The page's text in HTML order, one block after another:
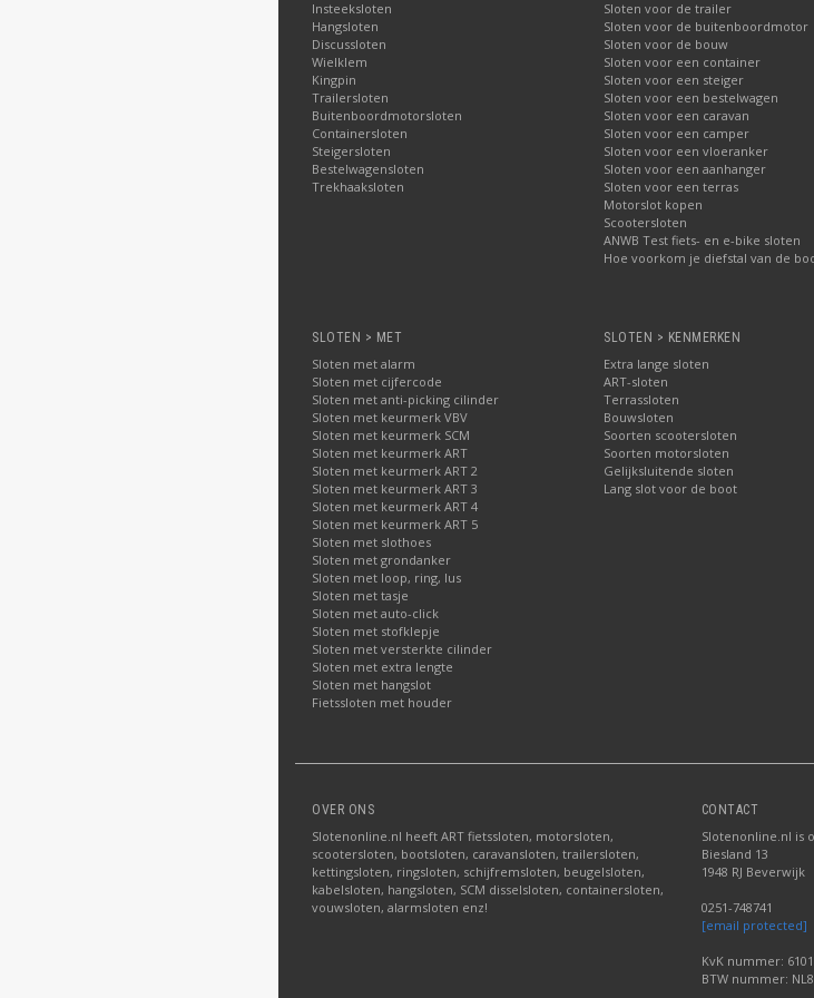
Insteeksloten
Hangsloten
Discussloten
Wielklem
Kingpin
Trailersloten
Buitenboordmotorsloten
Containersloten
Steigersloten
Bestelwagensloten
Trekhaaksloten
Sloten voor de trailer
Sloten voor de buitenboordmotor
Sloten voor de bouw
Sloten voor een container
Sloten voor een steiger
Sloten voor een bestelwagen
Sloten voor een caravan
Sloten voor een camper
Sloten voor een vloeranker
Sloten voor een aanhanger
Sloten voor een terras
Motorslot kopen
Scootersloten
ANWB Test fiets- en e-bike sloten
Hoe voorkom je diefstal van de
SLOTEN > MET
Sloten met alarm
Sloten met cijfercode
Sloten met anti-picking cilinder
Sloten met keurmerk VBV
Sloten met keurmerk SCM
Sloten met keurmerk ART
Sloten met keurmerk ART 2
Sloten met keurmerk ART 3
Sloten met keurmerk ART 4
Sloten met keurmerk ART 5
Sloten met slothoes
Sloten met grondanker
Sloten met loop, ring, lus
Sloten met tasje
Sloten met auto-click
Sloten met stofklepje
Sloten met versterkte cilinder
Sloten met extra lengte
Sloten met hangslot
Fietssloten met houder
SLOTEN > KENMERKEN
Extra lange sloten
ART-sloten
Terrassloten
Bouwsloten
Soorten scootersloten
Soorten motorsloten
Gelijksluitende sloten
Lang slot voor de boot
OVER ONS
Slotenonline.nl heeft ART fietssloten, motorsloten,
scootersloten, bootsloten, caravansloten, trailersloten,
kettingsloten, ringsloten, schijfremsloten, beugelsloten,
kabelsloten, hangsloten, SCM disselsloten, containersloten,
vouwsloten, alarmsloten enz!
CONTACT
Slotenonline.nl is
Biesland 13
1948 RJ Beverwijk
0251-748741
[email protected]
KvK nummer:
BTW nummer: